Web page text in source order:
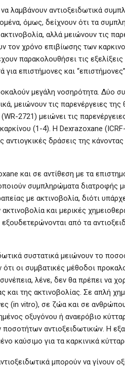
λαμβάνουν αντιοξειδωτικά
όμως, δείχνουν ότι τα
αλλά μειώνουν τις
τον χρόνο επιβίωσης των
παρακολουθήσει τις
επιστήμονες και
μεγάλη νοσηρότητα. Δύο
μειώνουν τις παρενέργειες
2721) μειώνει τις
(1-4). Η Dexrazoxane
αντιογκικές δράσεις της
και σε αντίθεση με τα
συμπληρώματα διατροφής
με ακτινοβολία, διότι
και μερικές
από τα
συστατικά μειώνουν το
οι συμβατικές μέθοδοι
λένε, δεν θα πρέπει να
και της ακτινοβολίας. Σε απλή
(in vitro), σε ζώα και σε
οξυγόνου ή αναερόβιο
αντιοξειδωτικών. Η
καύσιμο για τα καρκινικά
μπορούν να γίνουν